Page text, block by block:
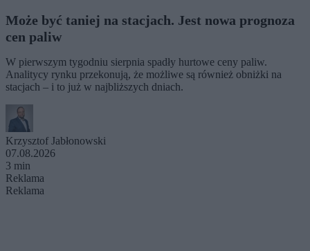
Może być taniej na stacjach. Jest nowa prognoza
cen paliw
W pierwszym tygodniu sierpnia spadły hurtowe ceny paliw.
Analitycy rynku przekonują, że możliwe są również obniżki na
stacjach – i to już w najbliższych dniach.
Krzysztof Jabłonowski
07.08.2026
3 min
Reklama
Reklama